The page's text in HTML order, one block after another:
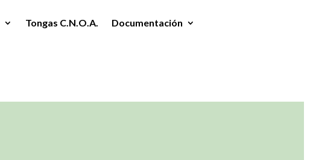
Tongas C.N.O.A. Documentación